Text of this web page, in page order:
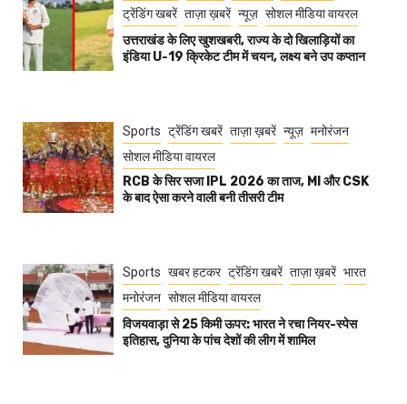
ट्रेंडिंग खबरें ताज़ा ख़बरें न्यूज़ सोशल मीडिया वायरल
उत्तराखंड के लिए खुशखबरी, राज्य के दो खिलाड़ियों का
इंडिया U-19 क्रिकेट टीम में चयन, लक्ष्य बने उप कप्तान
Sports ट्रेंडिंग खबरें ताज़ा ख़बरें न्यूज़ मनोरंजन
सोशल मीडिया वायरल
RCB के सिर सजा IPL 2026 का ताज, MI और CSK
के बाद ऐसा करने वाली बनी तीसरी टीम
Sports खबर हटकर ट्रेंडिंग खबरें ताज़ा ख़बरें भारत
मनोरंजन सोशल मीडिया वायरल
विजयवाड़ा से 25 किमी ऊपर: भारत ने रचा नियर-स्पेस
इतिहास, दुनिया के पांच देशों की लीग में शामिल